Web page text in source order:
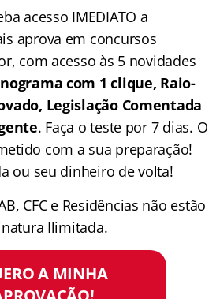
acesso IMEDIATO a
aprova em concursos
com acesso às 5 novidades
com 1 clique, Raio-
Legislação Comentada
. Faça o teste por 7 dias. O
com a sua preparação!
ou seu dinheiro de volta!
CFC e Residências não estão
Ilimitada.
A MINHA